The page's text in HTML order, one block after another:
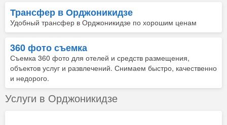
Трансфер в Орджоникидзе
Удобный трансфер в Орджоникидзе по хорошим ценам
360 фото съемка
Съемка 360 фото для отелей и средств размещения,
объектов услуг и развлечений. Снимаем быстро, качественно
и недорого.
Услуги в Орджоникидзе